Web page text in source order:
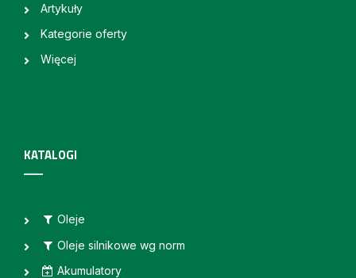
Artykuły
Kategorie oferty
Więcej
KATALOGI
Oleje
Oleje silnikowe wg norm
Akumulatory